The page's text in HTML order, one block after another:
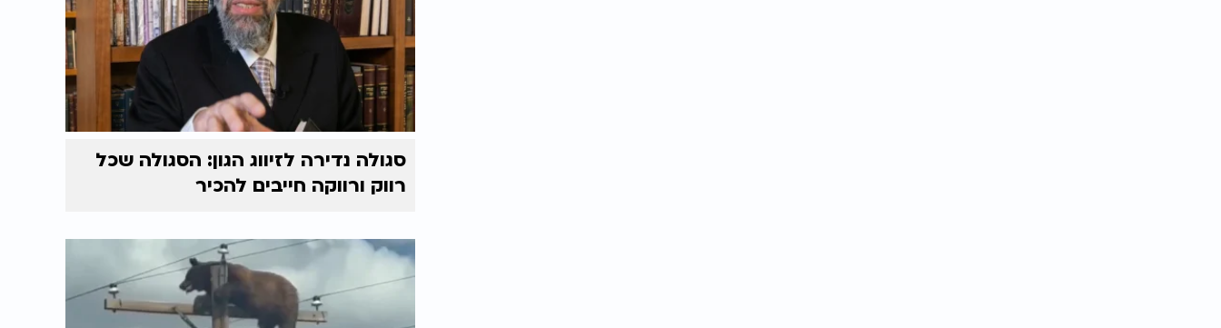
סגולה נדירה לזיווג הגון: הסגולה שכל
רווק ורווקה חייבים להכיר